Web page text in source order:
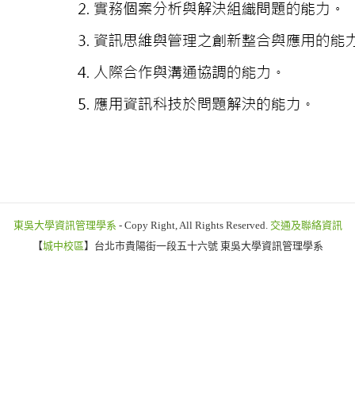
東吳大學資訊管理學系 - Copy Right, All Rights Reserved. 交通及聯絡資訊
【城中校區】台北市貴陽街一段五十六號 東吳大學資訊管理學系